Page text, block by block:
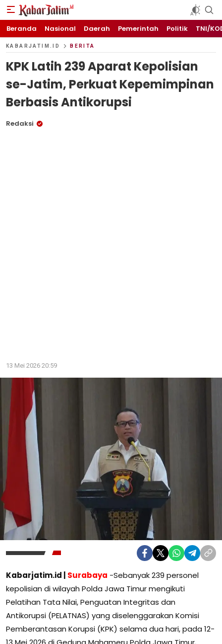
KABARJATIM.id
Kabar Jawa timuran
Beranda Nasional Daerah Pemerintah Politik TNI/
KABARJATIM.ID BERITA
KPK Latih 239 Aparat Kepolisian
se-Jatim, Perkuat Kepemimpinan
Berbasis Antikorupsi
Redaksi
13 Mei 2026 20:59
Kabarjatim.id | Surabaya -Sebanyak 239 personel
kepolisian di wilayah Polda Jawa Timur mengikuti
Pelatihan Tata Nilai, Penguatan Integritas dan
Antikorupsi (PELATNAS) yang diselenggarakan Komisi
Pemberantasan Korupsi (KPK) selama dua hari, pada 12-